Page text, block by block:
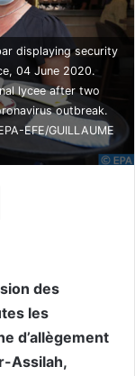
displaying security
04 June 2020.
lycee after two
outbreak.
EFE/GUILLAUME
des
les
d’allègement
Assilah,